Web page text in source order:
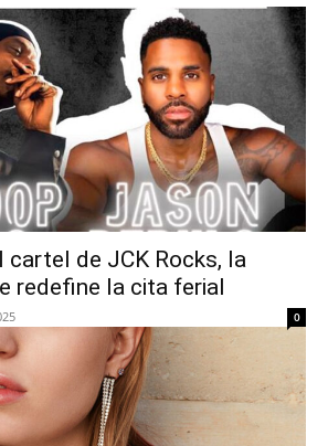
cartel de JCK Rocks, la
redefine la cita ferial
0